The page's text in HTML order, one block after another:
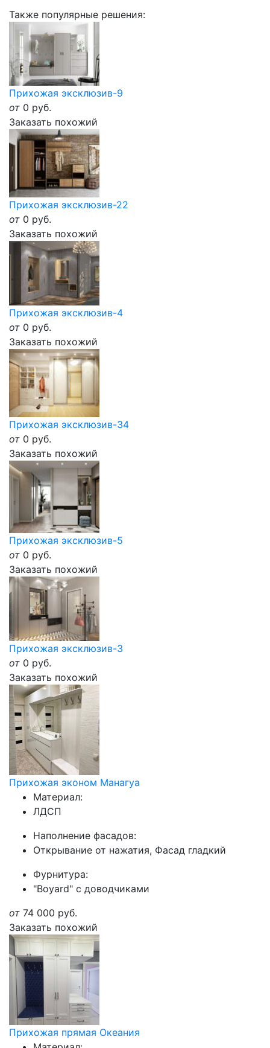
Также популярные решения:
Прихожая эксклюзив-9
от 0 руб.
Заказать похожий
Прихожая эксклюзив-22
от 0 руб.
Заказать похожий
Прихожая эксклюзив-4
от 0 руб.
Заказать похожий
Прихожая эксклюзив-34
от 0 руб.
Заказать похожий
Прихожая эксклюзив-5
от 0 руб.
Заказать похожий
Прихожая эксклюзив-3
от 0 руб.
Заказать похожий
Прихожая эконом Манагуа
Материал:
ЛДСП
Наполнение фасадов:
Открывание от нажатия, Фасад гладкий
Фурнитура:
"Boyard" с доводчиками
от 74 000 руб.
Заказать похожий
Прихожая прямая Океания